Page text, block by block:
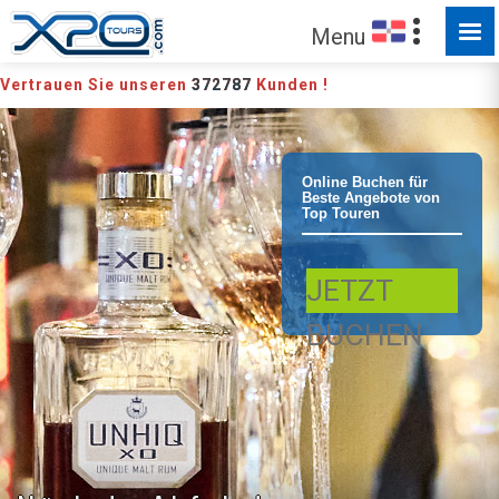
Punta Cana
und
Kochen
Menu
Vertrauen Sie unseren 372787 Kunden !
Online Buchen für
Beste Angebote von
Top Touren
JETZT
BUCHEN